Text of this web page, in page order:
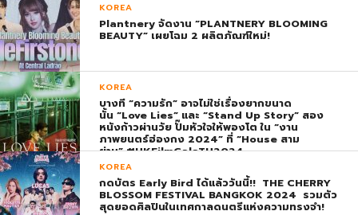
KOREA
Plantnery จัดงาน “PLANTNERY BLOOMING
BEAUTY” เผยโฉม 2 ผลิตภัณฑ์ใหม่!
KOREA
บางที “ความรัก” อาจไม่ใช่เรื่องยากขนาด
นั้น “Love Lies” และ “Stand Up Story” สอง
หนังก้าวผ่านวัย ปั๊มหัวใจให้พองโต ใน “งาน
ภาพยนตร์ฮ่องกง 2024” ที่ “House สาม
ย่าน” #HKFilmGalaTH2024
KOREA
กดบัตร Early Bird ได้แล้ววันนี้!! THE CHERRY
BLOSSOM FESTIVAL BANGKOK 2024 รวมตัว
สุดยอดศิลปินในเทศกาลดนตรีแห่งความทรงจำ!